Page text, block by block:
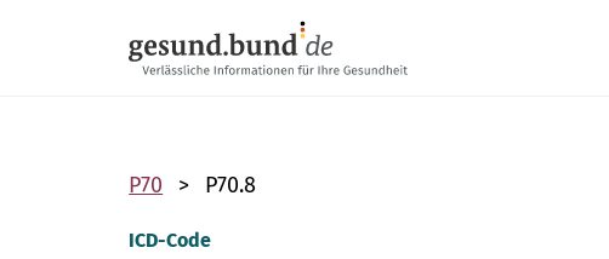
P70 P70.8
ICD-Code